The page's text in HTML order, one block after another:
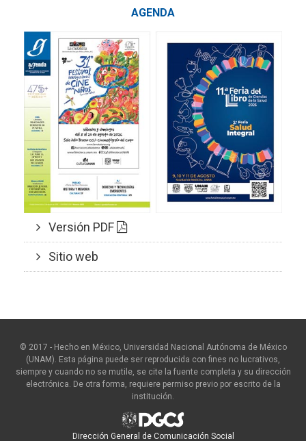
AGENDA
Versión PDF
Sitio web
© 2017 - Hecho en México, Universidad Nacional Autónoma de México
(UNAM). Esta página puede ser reproducida con fines no lucrativos,
siempre y cuando no se mutile, se cite la fuente completa y su dirección
electrónica. De otra forma, requiere permiso previo por escrito de la
institución.
Dirección General de Comunicación Social